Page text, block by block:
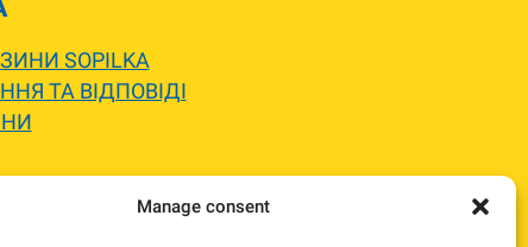
Manage consent
SOPILKA
ТА ВІДПОВІДІ
та погодимо заміну.